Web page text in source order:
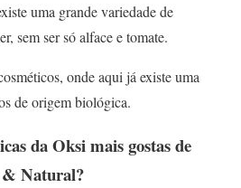
uma grande variedade de
sem ser só alface e tomate.
onde aqui já existe uma
de origem biológica.
da Oksi mais gostas de
Natural?